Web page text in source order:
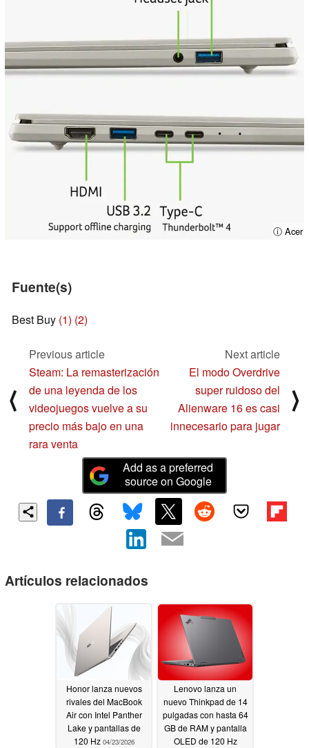
ⓘ Acer
Fuente(s)
Best Buy (1) (2)
⟨
Previous article
Steam: La remasterización
de una leyenda de los
videojuegos vuelve a su
precio más bajo en una
rara venta
Next article
El modo Overdrive
super ruidoso del
Alienware 16 es casi
innecesario para jugar
⟩
Add as a preferred
source on Google
Artículos relacionados
Honor lanza nuevos
rivales del MacBook
Air con Intel Panther
Lake y pantallas de
120 Hz 04/23/2026
Lenovo lanza un
nuevo Thinkpad de 14
pulgadas con hasta 64
GB de RAM y pantalla
OLED de 120 Hz